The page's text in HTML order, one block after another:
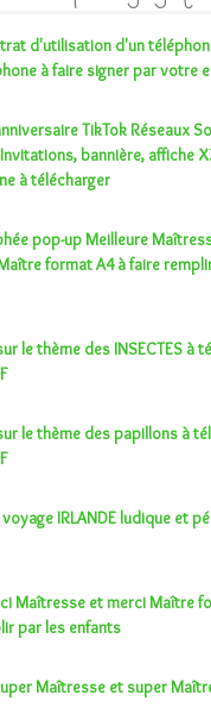
d'utilisation d'un
à faire signer par votre
TikTok Réseaux
bannière, affiche
à télécharger
pop-up Meilleure
format A4 à faire
le thème des INSECTES à
le thème des papillons à
IRLANDE ludique et
Maîtresse et merci Maître
par les enfants
Maîtresse et super